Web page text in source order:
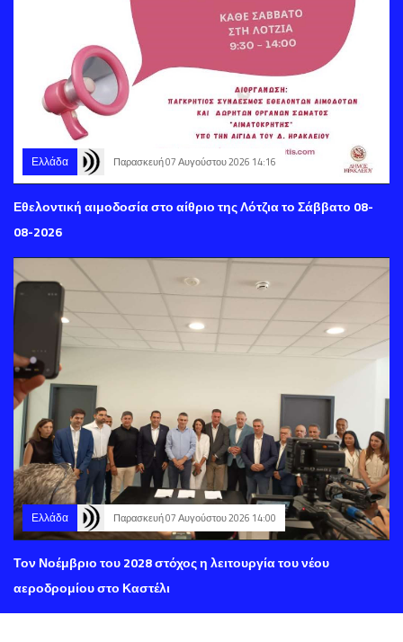
Ελλάδα Παρασκευή 07 Αυγούστου 2026 14:16
Εθελοντική αιμοδοσία στο αίθριο της Λότζια το Σάββατο 08-
08-2026
Ελλάδα Παρασκευή 07 Αυγούστου 2026 14:00
Τον Νοέμβριο του 2028 στόχος η λειτουργία του νέου
αεροδρομίου στο Καστέλι